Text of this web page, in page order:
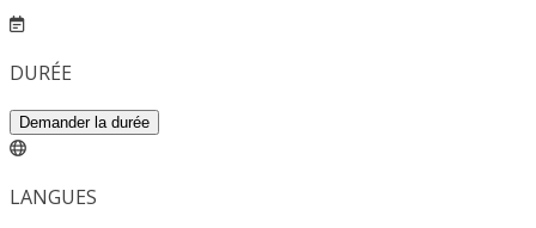
DURÉE
Demander la durée
LANGUES